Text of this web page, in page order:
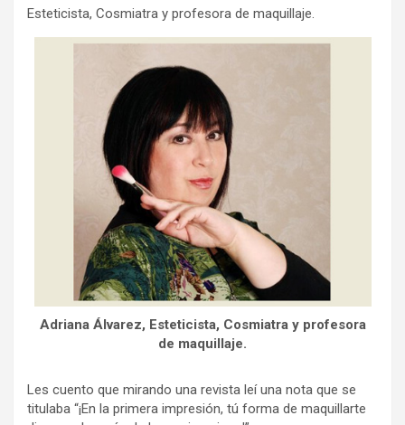
Esteticista, Cosmiatra y profesora de maquillaje.
Adriana Álvarez, Esteticista, Cosmiatra y profesora
de maquillaje.
Les cuento que mirando una revista leí una nota que se
titulaba “¡En la primera impresión, tú forma de maquillarte